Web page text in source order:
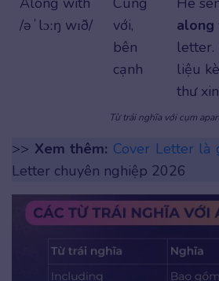
/əˈlɔːŋ wɪð/
với,
bên
cạnh
along
letter.
liệu
thư
Từ trái nghĩa với cụm
>> Xem thêm: Cover Letter là
Letter chuyên nghiệp 2026